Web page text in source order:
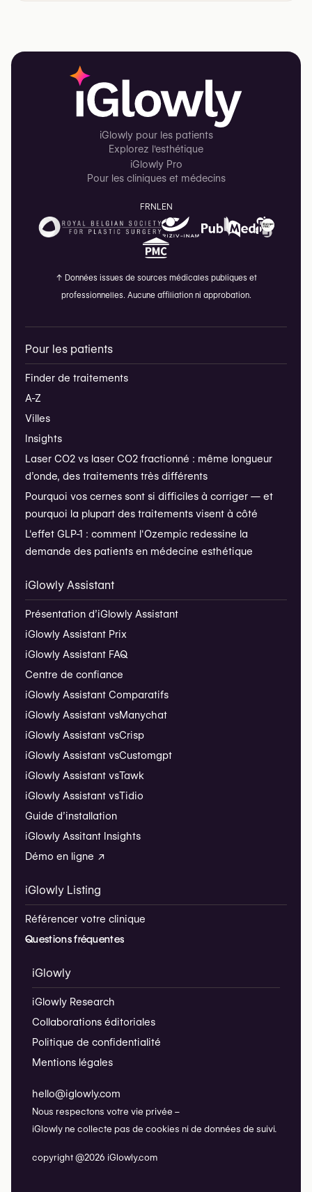
iGlowly pour les patients
Explorez l'esthétique
iGlowly Pro
Pour les cliniques et médecins
FRNLEN
↑ Données issues de sources médicales publiques et
professionnelles. Aucune affiliation ni approbation.
Pour les patients
Finder de traitements
A-Z
Villes
Insights
Laser CO2 vs laser CO2 fractionné : même longueur
d’onde, des traitements très différents
Pourquoi vos cernes sont si difficiles à corriger — et
pourquoi la plupart des traitements visent à côté
L'effet GLP-1 : comment l'Ozempic redessine la
demande des patients en médecine esthétique
iGlowly Assistant
Présentation d’iGlowly Assistant
iGlowly Assistant Prix
iGlowly Assistant FAQ
Centre de confiance
iGlowly Assistant Comparatifs
iGlowly Assistant vsManychat
iGlowly Assistant vsCrisp
iGlowly Assistant vsCustomgpt
iGlowly Assistant vsTawk
iGlowly Assistant vsTidio
Guide d’installation
iGlowly Assitant Insights
Démo en ligne ↗
iGlowly Listing
Référencer votre clinique
Questions fréquentes
iGlowly
iGlowly Research
Collaborations éditoriales
Politique de confidentialité
Mentions légales
hello@iglowly.com
Nous respectons votre vie privée –
iGlowly ne collecte pas de cookies ni de données de suivi.
copyright @2026 iGlowly.com